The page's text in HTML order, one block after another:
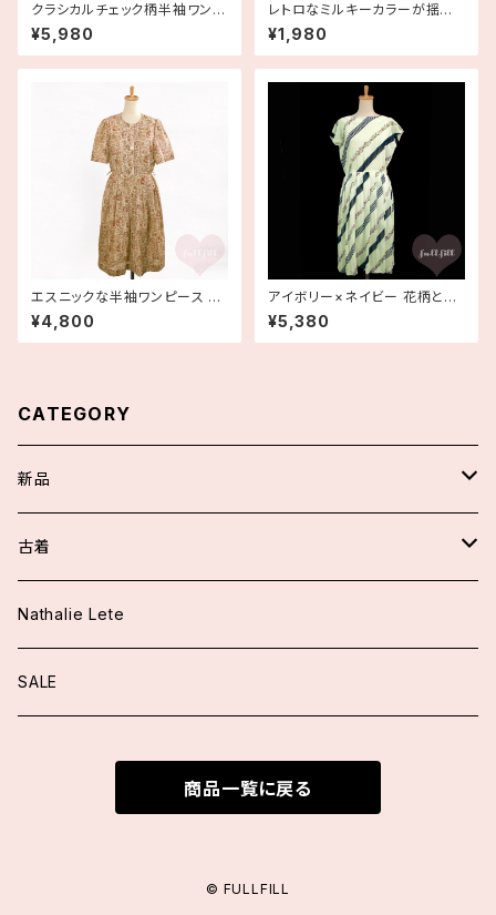
クラシカルチェック柄半袖ワンピ
ース 古着 すっきりシルエット
¥5,980
レトロなミルキーカラーが揺れ
るビーズネックレス ラベンダー
パープル ブルー デッドストック
¥1,980
エスニックな半袖ワンピース 古
着
¥4,800
アイボリー×ネイビー 花柄と斜
めストライプ柄 シフォンワンピー
ス 古着
¥5,380
CATEGORY
新品
スカート/パンツ
アウター
ジャケット
トップス
ファッション小物
古着
ワンピース
トップス
Nathalie Lete
SALE
商品一覧に戻る
© FULLFILL